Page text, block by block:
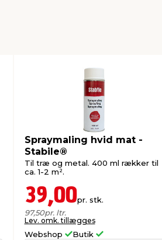
Spraymaling hvid mat -
Stabile®
Til træ og metal. 400 ml rækker til
ca. 1-2 m².
39,00pr. stk.
97,50pr. ltr.
Lev. omk. tillægges
Webshop Butik